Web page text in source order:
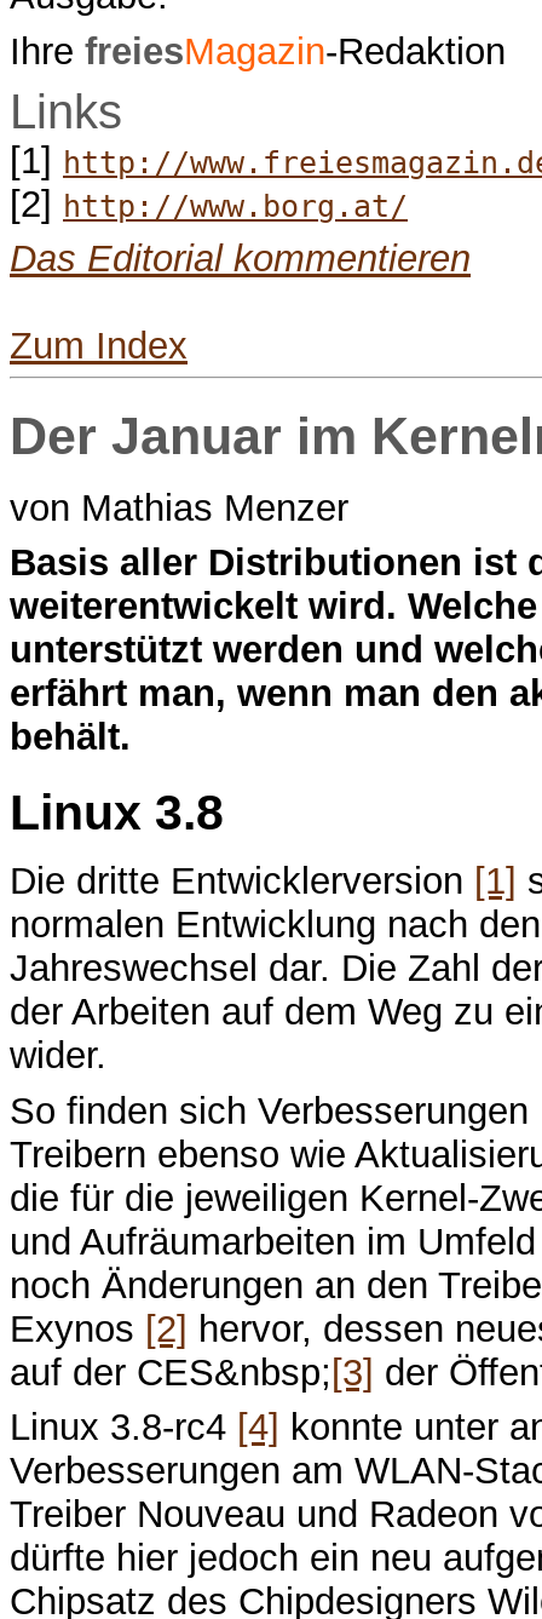
Ihre freiesMagazin-Redaktion
Links
[1] http://
[2] http://www.borg.at/
Das Editorial kommentieren
Zum Index
Der Januar im
von Mathias Menzer
Basis aller Distributionen ist
weiterentwickelt wird.
unterstützt werden und
erfährt man, wenn man den
behält.
Linux 3.8
Die dritte Entwicklerversion [1]
normalen Entwicklung nach
Jahreswechsel dar. Die Zahl
der Arbeiten auf dem Weg zu
wider.
So finden sich
Treibern ebenso wie
die für die jeweiligen Kernel-
und Aufräumarbeiten im
noch Änderungen an den
Exynos [2] hervor, dessen
auf der CES&nbsp;[3] der
Linux 3.8-rc4 [4] konnte unter
Verbesserungen am WLAN-
Treiber Nouveau und Radeon
dürfte hier jedoch ein neu
Chipsatz des Chipdesigners